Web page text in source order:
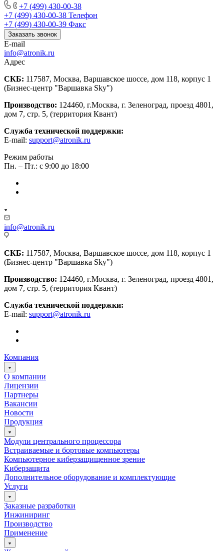
+7 (499) 430-00-38
+7 (499) 430-00-38 Телефон
+7 (499) 430-00-39 Факс
Заказать звонок
E-mail
info@atronik.ru
Адрес
СКБ: 117587, Москва, Варшавское шоссе, дом 118, корпус 1
(Бизнес-центр "Варшавка Sky")
Производство: 124460, г.Москва, г. Зеленоград, проезд 4801,
дом 7, стр. 5, (территория Квант)
Служба технической поддержки:
E-mail: support@atronik.ru
Режим работы
Пн. – Пт.: с 9:00 до 18:00
info@atronik.ru
СКБ: 117587, Москва, Варшавское шоссе, дом 118, корпус 1
(Бизнес-центр "Варшавка Sky")
Производство: 124460, г.Москва, г. Зеленоград, проезд 4801,
дом 7, стр. 5, (территория Квант)
Служба технической поддержки:
E-mail: support@atronik.ru
Компания
О компании
Лицензии
Партнеры
Вакансии
Новости
Продукция
Модули центрального процессора
Встраиваемые и бортовые компьютеры
Компьютерное киберзащищенное зрение
Киберзащита
Дополнительное оборудование и комплектующие
Услуги
Заказные разработки
Инжиниринг
Производство
Применение